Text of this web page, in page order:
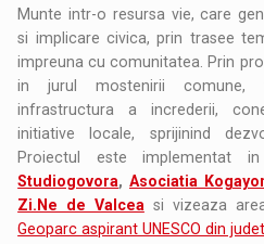
Munte intr-o resursa vie, care
si implicare civica, prin trasee
impreuna cu comunitatea. Prin
in jurul mostenirii comune,
infrastructura a increderii,
initiative locale, sprijinind
Proiectul este implementat
Studiogovora, Asociatia
Zi.Ne de Valcea si vizeaza
Geoparc aspirant UNESCO din